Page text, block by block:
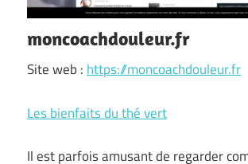
moncoachdouleur.fr
Site web : https://moncoachdouleur.fr
Les bienfaits du thé vert
Il est parfois amusant de regarder